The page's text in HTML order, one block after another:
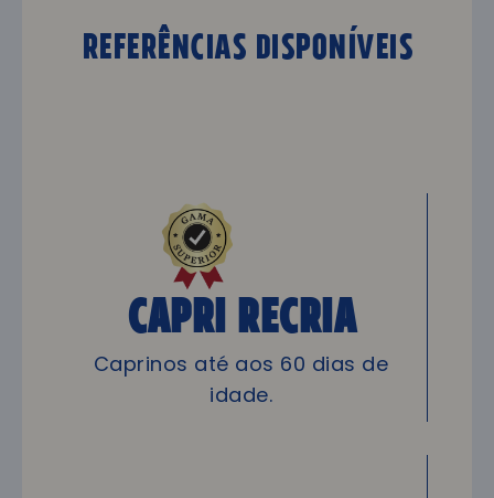
Referências DISPONÍVEIS
CAPRI Recria
Caprinos até aos 60 dias de
idade.